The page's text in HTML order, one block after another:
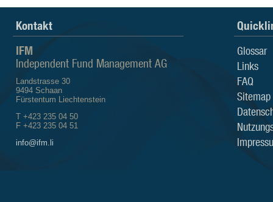
Kontakt
IFM
Independent Fund Management AG
Landstrasse 30
9494 Schaan
Fürstentum Liechtenstein
T +423 235 04 50
F +423 235 04 51
info@ifm.li
Glossar
Links
FAQ
Sitemap